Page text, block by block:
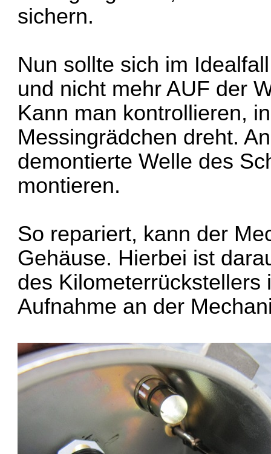
sichern.
Nun sollte sich im
und nicht mehr AUF der
Kann man kontrollieren,
Messingrädchen dreht.
demontierte Welle des
montieren.
So repariert, kann der
Gehäuse. Hierbei ist
des
Aufnahme an der